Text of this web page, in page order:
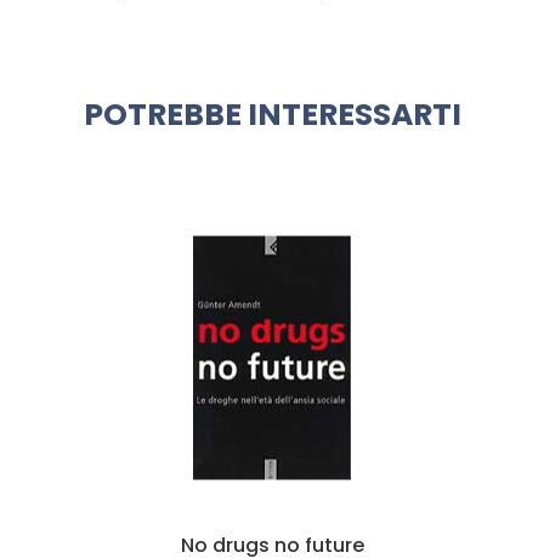
POTREBBE INTERESSARTI
No drugs no future